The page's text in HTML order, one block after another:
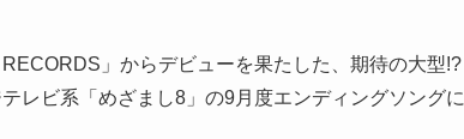
」からデビューを果たした、期待の大型!?
レビ系「めざまし8」の9月度エンディングソングに